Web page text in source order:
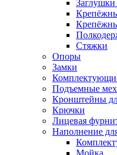
Заглушки
Стяжки
Опоры
Замки
Подъемные
Кронштейны
Крючки
Лицевая
Наполнение
Мойка